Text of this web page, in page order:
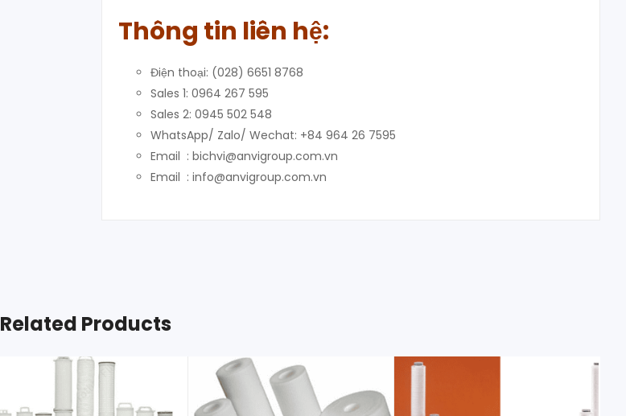
Thông tin liên hệ:
Điện thoại: (028) 6651 8768
Sales 1: 0964 267 595
Sales 2: 0945 502 548
WhatsApp/ Zalo/ Wechat: +84 964 26 7595
Email : bichvi@anvigroup.com.vn
Email : info@anvigroup.com.vn
Related Products